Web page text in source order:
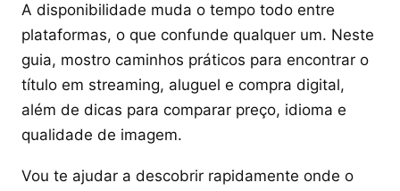
A disponibilidade muda o tempo todo entre
plataformas, o que confunde qualquer um. Neste
guia, mostro caminhos práticos para encontrar o
título em streaming, aluguel e compra digital,
além de dicas para comparar preço, idioma e
qualidade de imagem.
Vou te ajudar a descobrir rapidamente onde o